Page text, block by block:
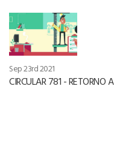
Sep 23rd 2021
CIRCULAR 781 -